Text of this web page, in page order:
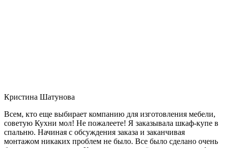
Кристина Шатунова
Всем, кто еще выбирает компанию для изготовления мебели,
советую Кухни мол! Не пожалеете! Я заказывала шкаф-купе в
спальню. Начиная с обсуждения заказа и заканчивая
монтажом никаких проблем не было. Все было сделано очень